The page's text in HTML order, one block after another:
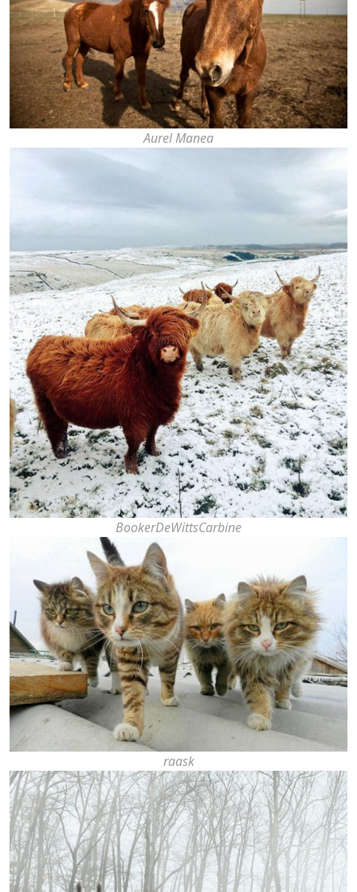
Aurel Manea
BookerDeWittsCarbine
raask